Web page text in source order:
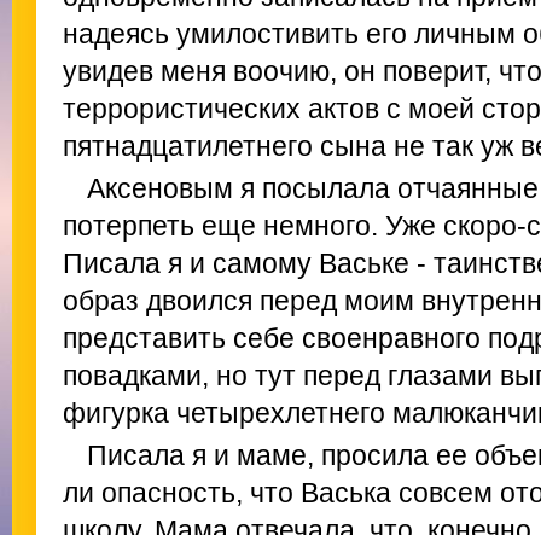
надеясь умилостивить его личным
увидев меня воочию, он поверит,
террористических актов с моей
пятнадцатилетнего сына не так уж
Аксеновым я посылала
потерпеть еще немного. Уже скоро-
Писала я и самому Ваське -
образ двоился перед моим
представить себе своенравного
повадками, но тут перед глазами
фигурка четырехлетнего
Писала я и маме, просила ее
ли опасность, что Васька совсем